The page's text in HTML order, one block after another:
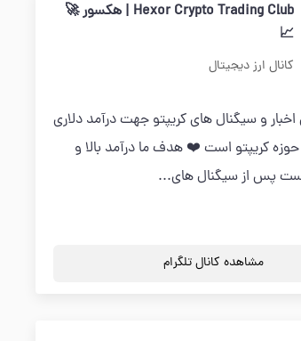
Hexor Crypto Trading Club | هکسور 🚀
📈
کانال ارز دیجیتال
اخبار و سیگنال های کریپتو جهت درآمد دلاری
کریپتو است ❤️ هدف ما درآمد بالا و
پس از سیگنال های...
مشاهده کانال تلگرام